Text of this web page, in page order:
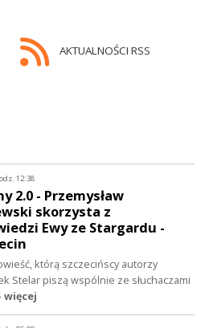
AKTUALNOŚCI RSS
12:38
2.0 - Przemysław
skorzysta z
Ewy ze Stargardu -
którą szczecińscy autorzy
Stelar piszą wspólnie ze słuchaczami
więcej